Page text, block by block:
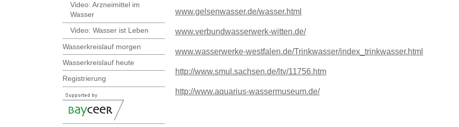
Video: Arzneimittel im
Wasser
Video: Wasser ist Leben
Wasserkreislauf morgen
Wasserkreislauf heute
Registrierung
www.gelsenwasser.de/wasser.html
www.verbundwasserwerk-witten.de/
www.wasserwerke-westfalen.de/Trinkwasser/index_trinkwasser.html
http://www.smul.sachsen.de/ltv/11756.htm
http://www.aquarius-wassermuseum.de/